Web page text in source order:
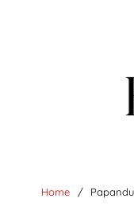
Home